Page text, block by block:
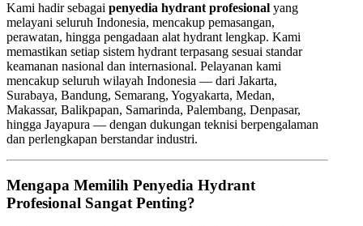
Kami hadir sebagai penyedia hydrant profesional yang
melayani seluruh Indonesia, mencakup pemasangan,
perawatan, hingga pengadaan alat hydrant lengkap. Kami
memastikan setiap sistem hydrant terpasang sesuai standar
keamanan nasional dan internasional. Pelayanan kami
mencakup seluruh wilayah Indonesia — dari Jakarta,
Surabaya, Bandung, Semarang, Yogyakarta, Medan,
Makassar, Balikpapan, Samarinda, Palembang, Denpasar,
hingga Jayapura — dengan dukungan teknisi berpengalaman
dan perlengkapan berstandar industri.
Mengapa Memilih Penyedia Hydrant
Profesional Sangat Penting?